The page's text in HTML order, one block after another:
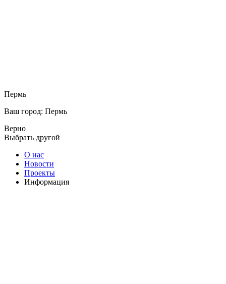
Пермь
Ваш город: Пермь
Верно
Выбрать другой
О нас
Новости
Проекты
Информация